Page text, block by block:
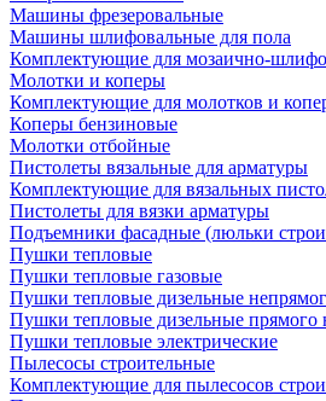
Машины фрезеровальные
Машины шлифовальные для пола
Комплектующие для мозаично-
Молотки и коперы
Комплектующие для молотков и
Коперы бензиновые
Молотки отбойные
Пистолеты вязальные для арматуры
Комплектующие для вязальных
Пистолеты для вязки арматуры
Подъемники фасадные (люльки
Пушки тепловые
Пушки тепловые газовые
Пушки тепловые дизельные
Пушки тепловые дизельные прямого
Пушки тепловые электрические
Пылесосы строительные
Комплектующие для пылесосов